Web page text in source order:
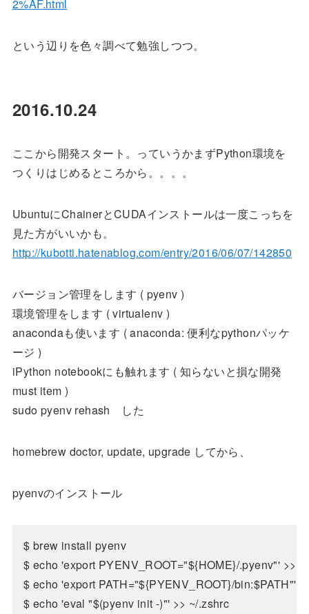
2%AF.html
という辺りを色々調べて勉強しつつ。
2016.10.24
ここから開発スタート。っていうかまずPython環境を
つくりはじめるところから。。。。
UbuntuにChainerとCUDAインストールは一度こっちを
見た方がいいかも。
http://kubotti.hatenablog.com/entry/2016/06/07/142850
バージョン管理をします ( pyenv )
環境管理をします ( virtualenv )
anacondaも使います ( anaconda: 便利なpythonパッケ
ージ )
iPython notebookにも触れます ( 知らないと損な開発
must item )
sudo pyenv rehash した
homebrew doctor, update, upgrade してから、
pyenvのインストール
$ brew install pyenv
$ echo 'export PYENV_ROOT="${HOME}/.pyenv"' >>
$ echo 'export PATH="${PYENV_ROOT}/bin:$PATH"'
$ echo 'eval "$(pyenv init -)"' >> ~/.zshrc